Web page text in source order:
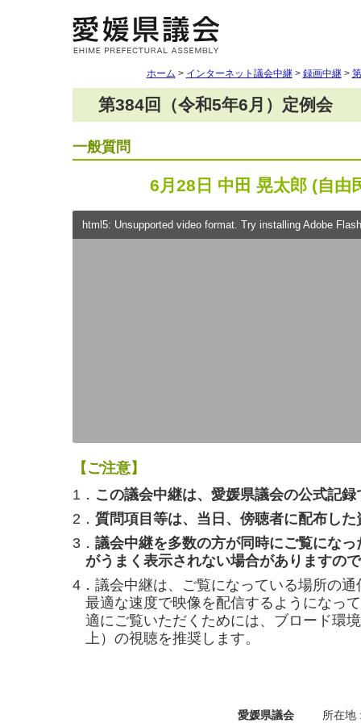
ホーム > インターネット議会中継> 録画中継>
第384回（令和5年6月）定例会
一般質問
6月28日 中田 晃太郎 (自由
html5: Unsupported video format. Try installing Adobe
【ご注意】
1． この議会中継は、愛媛県議会の公式記
2． 質問項目等は、当日、傍聴者に配布した
3． 議会中継を多数の方が同時にご覧にな
がうまく表示されない場合がありますの
4．議会中継は、ご覧になっている場所の
最適な速度で映像を配信するようになっ
適にご覧いただくためには、ブロード環
上）の視聴を推奨します。
愛媛県議会
所在地